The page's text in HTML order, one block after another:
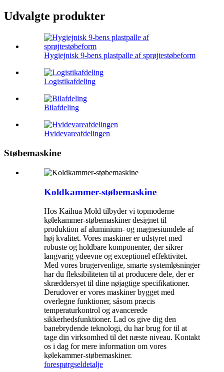
Udvalgte produkter
Hygiejnisk 9-bens plastpalle af sprøjtestøbeform
Logistikafdeling
Bilafdeling
Hvidevareafdelingen
Støbemaskine
Koldkammer-støbemaskine
Hos Kaihua Mold tilbyder vi topmoderne
kølekammer-støbemaskiner designet til
produktion af aluminium- og magnesiumdele af
høj kvalitet. Vores maskiner er udstyret med
robuste og holdbare komponenter, der sikrer
langvarig ydeevne og exceptionel effektivitet.
Med vores brugervenlige, smarte systemløsninger
har du fleksibiliteten til at producere dele, der er
skræddersyet til dine nøjagtige specifikationer.
Derudover er vores maskiner bygget med
overlegne funktioner, såsom præcis
temperaturkontrol og avancerede
sikkerhedsfunktioner. Lad os give dig den
banebrydende teknologi, du har brug for til at
tage din virksomhed til det næste niveau. Kontakt
os i dag for mere information om vores
kølekammer-støbemaskiner.
forespørgseldetalje